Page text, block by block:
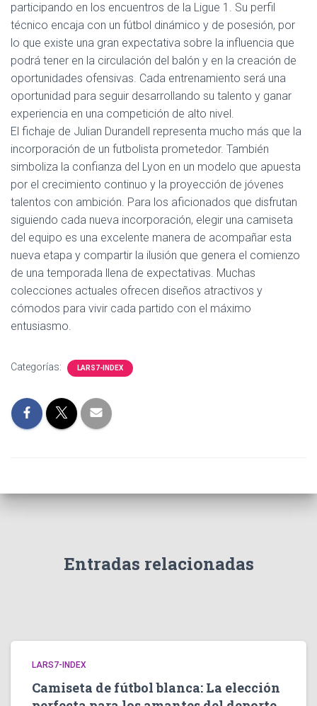
participando en los encuentros de la Ligue 1. Su perfil
técnico encaja con un fútbol dinámico y de posesión, por
lo que existe una gran expectativa sobre la influencia que
podrá tener en la circulación del balón y en la creación de
oportunidades ofensivas. Cada entrenamiento será una
oportunidad para seguir desarrollando su talento y ganar
experiencia en una competición de alto nivel.
El fichaje de Julian Durandell representa mucho más que la
incorporación de un futbolista prometedor. También
simboliza la confianza del Lyon en un modelo que apuesta
por el crecimiento continuo y la proyección de jóvenes
talentos con ambición. Para los aficionados que disfrutan
siguiendo cada nueva incorporación, elegir una camiseta
del equipo es una excelente manera de acompañar esta
nueva etapa y compartir la ilusión que genera el comienzo
de una temporada llena de expectativas. Muchas
colecciones actuales ofrecen diseños atractivos y
cómodos para vivir cada partido con el máximo
entusiasmo.
Categorías: LARS7-INDEX
Entradas relacionadas
LARS7-INDEX
Camiseta de fútbol blanca: La elección